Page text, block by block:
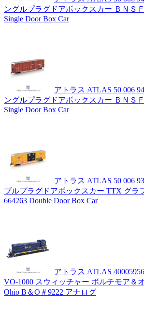
ングルプラグドアボックスカー ＢＮＳ
Single Door Box Car
アトラス ATLAS 50 006
ングルプラグドアボックスカー ＢＮＳ
Single Door Box Car
アトラス ATLAS 50 006
ブルプラグドアボックスカー TTX グラ
664263 Double Door Box Car
アトラス ATLAS
VO-1000 スウィッチャー ボルチモア＆
Ohio B＆O＃9222 アナログ